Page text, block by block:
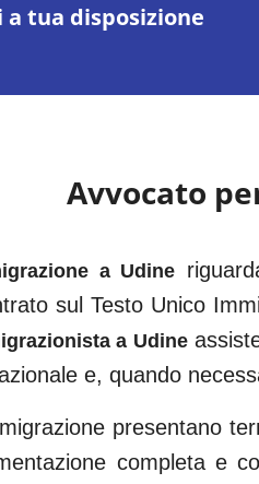
a tua disposizione
Avvocato
a Udine
sul Testo Unico
a Udine
e, quando
presentano
completa e